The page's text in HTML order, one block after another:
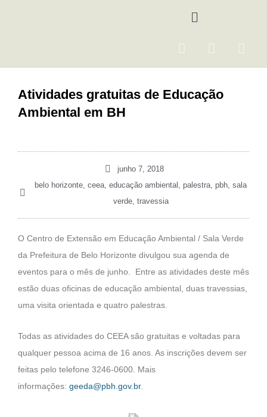
Menu
F
e
b
I
t
a
m
Y
Atividades gratuitas de Educação
Ambiental em BH
junho 7, 2018
belo horizonte, ceea, educação ambiental , palestra, pbh, sala
verde, travessia
O Centro de Extensão em Educação Ambiental / Sala Verde
da Prefeitura de Belo Horizonte divulgou sua agenda de
eventos para o mês de junho. Entre as atividades deste mês
estão duas oficinas de educação ambiental, duas travessias,
uma visita orientada e quatro palestras.
Todas as atividades do CEEA são gratuitas e voltadas para
qualquer pessoa acima de 16 anos. As inscrições devem ser
feitas pelo telefone 3246-0600. Mais
informações: geeda@pbh.gov.br.